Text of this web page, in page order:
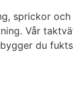
sprickor
Vår
du